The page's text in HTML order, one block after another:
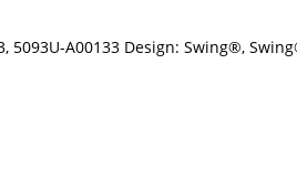
5093U-A00133 Design: Swing®,